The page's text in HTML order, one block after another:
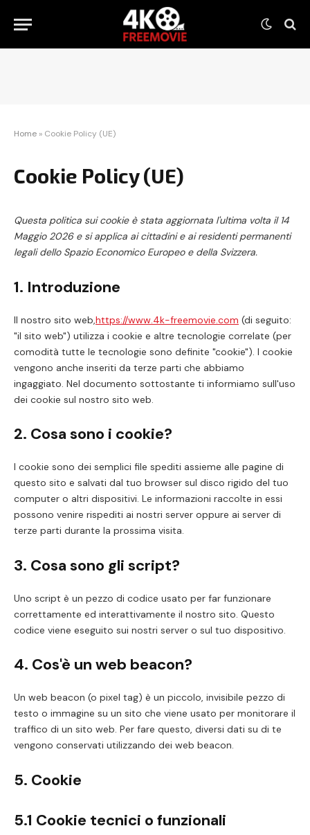
Home » Cookie Policy (UE)
Cookie Policy (UE)
Questa politica sui cookie è stata aggiornata l'ultima volta il 14
Maggio 2026 e si applica ai cittadini e ai residenti permanenti
legali dello Spazio Economico Europeo e della Svizzera.
1. Introduzione
Il nostro sito web, https://www.4k-freemovie.com (di seguito:
"il sito web") utilizza i cookie e altre tecnologie correlate (per
comodità tutte le tecnologie sono definite "cookie"). I cookie
vengono anche inseriti da terze parti che abbiamo
ingaggiato. Nel documento sottostante ti informiamo sull'uso
dei cookie sul nostro sito web.
2. Cosa sono i cookie?
I cookie sono dei semplici file spediti assieme alle pagine di
questo sito e salvati dal tuo browser sul disco rigido del tuo
computer o altri dispositivi. Le informazioni raccolte in essi
possono venire rispediti ai nostri server oppure ai server di
terze parti durante la prossima visita.
3. Cosa sono gli script?
Uno script è un pezzo di codice usato per far funzionare
correttamente ed interattivamente il nostro sito. Questo
codice viene eseguito sui nostri server o sul tuo dispositivo.
4. Cos'è un web beacon?
Un web beacon (o pixel tag) è un piccolo, invisibile pezzo di
testo o immagine su un sito che viene usato per monitorare il
traffico di un sito web. Per fare questo, diversi dati su di te
vengono conservati utilizzando dei web beacon.
5. Cookie
5.1 Cookie tecnici o funzionali